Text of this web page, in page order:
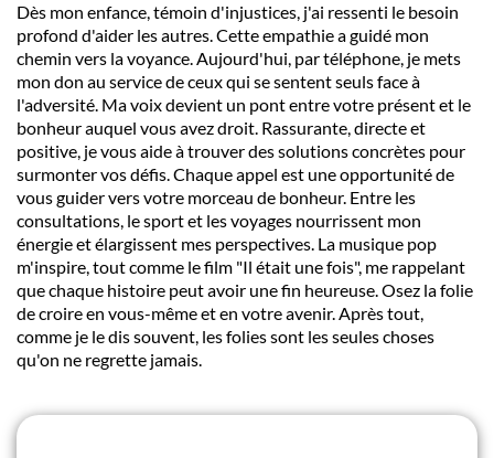
Dès mon enfance, témoin d'injustices, j'ai ressenti le besoin
profond d'aider les autres. Cette empathie a guidé mon
chemin vers la voyance. Aujourd'hui, par téléphone, je mets
mon don au service de ceux qui se sentent seuls face à
l'adversité. Ma voix devient un pont entre votre présent et le
bonheur auquel vous avez droit. Rassurante, directe et
positive, je vous aide à trouver des solutions concrètes pour
surmonter vos défis. Chaque appel est une opportunité de
vous guider vers votre morceau de bonheur. Entre les
consultations, le sport et les voyages nourrissent mon
énergie et élargissent mes perspectives. La musique pop
m'inspire, tout comme le film "Il était une fois", me rappelant
que chaque histoire peut avoir une fin heureuse. Osez la folie
de croire en vous-même et en votre avenir. Après tout,
comme je le dis souvent, les folies sont les seules choses
qu'on ne regrette jamais.